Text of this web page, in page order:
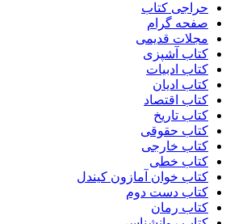
حراجی کتاب
صفحه گرام
مجلات قدیمی
کتاب آشپزی
کتاب ادبیات
کتاب ادیان
کتاب اقتصاد
کتاب تاریخ
کتاب حقوقی
کتاب خارجی
کتاب خطی
کتاب خوان آمازون کیندل
کتاب دست دوم
کتاب رمان